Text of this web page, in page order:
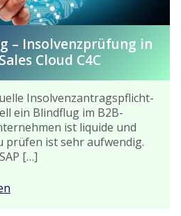
– Insolvenzprüfung in
Cloud C4C
Insolvenzantragspflicht-
ein Blindflug im B2B-
ist liquide und
prüfen ist sehr aufwendig.
[…]